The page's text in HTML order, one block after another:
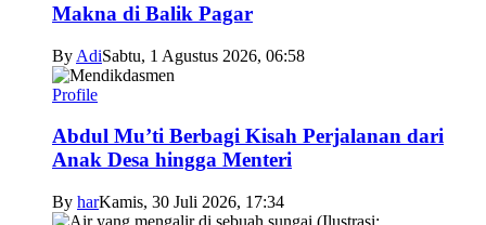
Makna di Balik Pagar
By AdiSabtu, 1 Agustus 2026, 06:58
Profile
Abdul Mu’ti Berbagi Kisah Perjalanan dari
Anak Desa hingga Menteri
By harKamis, 30 Juli 2026, 17:34